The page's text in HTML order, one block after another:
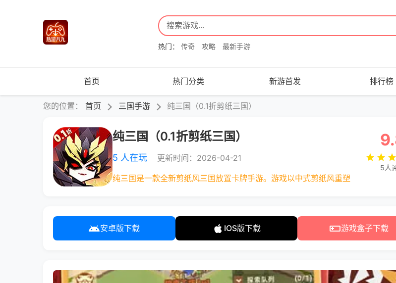
热门： 传奇 攻略 最新手游
首页 热门分类 新游首发 排行榜
您的位置： 首页 三国手游 纯三国（0.1折剪纸三国）
纯三国（0.1折剪纸三国）
5 人在玩 更新时间：2026-04-21
纯三国是一款全新剪纸风三国放置卡牌手游。游戏以中式剪纸风重塑
5人
安卓版下载 IOS版下载 游戏盒子下载